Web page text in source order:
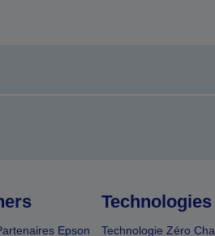
Epson
Technologies
Technologie Zéro